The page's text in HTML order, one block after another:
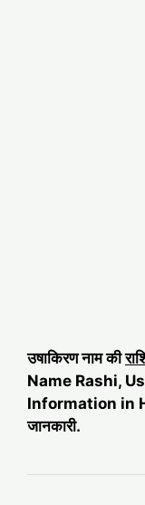
उषाकिरण नाम की
Name Rashi,
Information in
जानकारी.